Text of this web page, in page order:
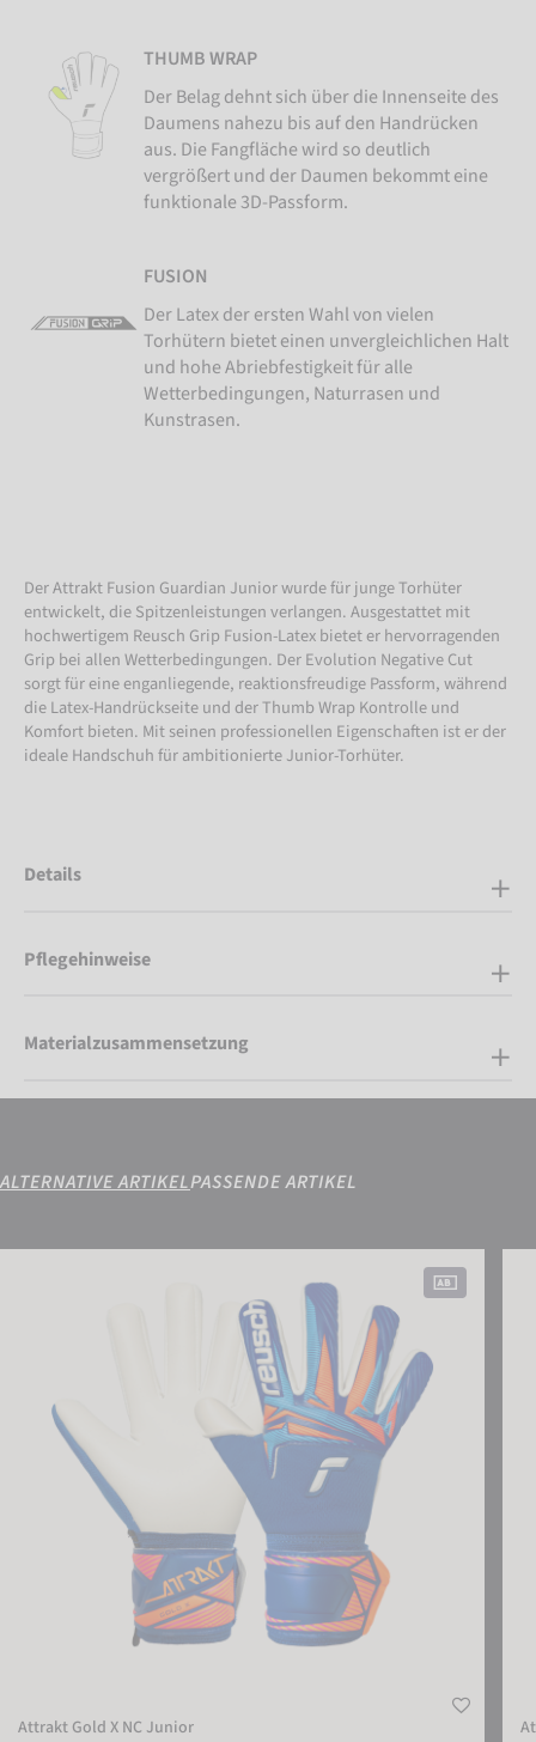
THUMB WRAP
Der Belag dehnt sich über die Innenseite des
Daumens nahezu bis auf den Handrücken
aus. Die Fangfläche wird so deutlich
vergrößert und der Daumen bekommt eine
funktionale 3D-Passform.
FUSION
Der Latex der ersten Wahl von vielen
Torhütern bietet einen unvergleichlichen Halt
und hohe Abriebfestigkeit für alle
Wetterbedingungen, Naturrasen und
Kunstrasen.
Der Attrakt Fusion Guardian Junior wurde für junge Torhüter
entwickelt, die Spitzenleistungen verlangen. Ausgestattet mit
hochwertigem Reusch Grip Fusion-Latex bietet er hervorragenden
Grip bei allen Wetterbedingungen. Der Evolution Negative Cut
sorgt für eine enganliegende, reaktionsfreudige Passform, während
die Latex-Handrückseite und der Thumb Wrap Kontrolle und
Komfort bieten. Mit seinen professionellen Eigenschaften ist er der
ideale Handschuh für ambitionierte Junior-Torhüter.
Details
Pflegehinweise
Materialzusammensetzung
ALTERNATIVE ARTIKELPASSENDE ARTIKEL
Attrakt Gold X NC Junior